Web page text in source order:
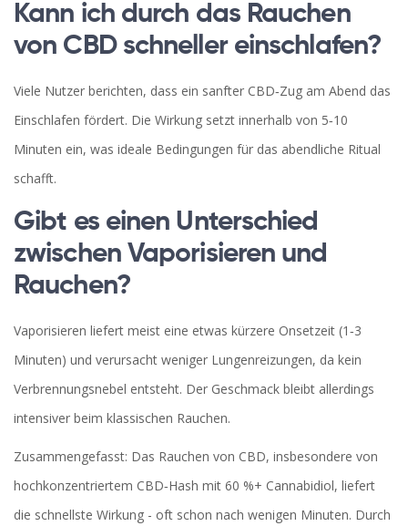
Kann ich durch das Rauchen
von CBD schneller einschlafen?
Viele Nutzer berichten, dass ein sanfter CBD‑Zug am Abend das
Einschlafen fördert. Die Wirkung setzt innerhalb von 5‑10
Minuten ein, was ideale Bedingungen für das abendliche Ritual
schafft.
Gibt es einen Unterschied
zwischen Vaporisieren und
Rauchen?
Vaporisieren liefert meist eine etwas kürzere Onsetzeit (1‑3
Minuten) und verursacht weniger Lungenreizungen, da kein
Verbrennungsnebel entsteht. Der Geschmack bleibt allerdings
intensiver beim klassischen Rauchen.
Zusammengefasst: Das Rauchen von CBD, insbesondere von
hochkonzentriertem CBD‑Hash mit 60 %+ Cannabidiol, liefert
die schnellste Wirkung - oft schon nach wenigen Minuten. Durch